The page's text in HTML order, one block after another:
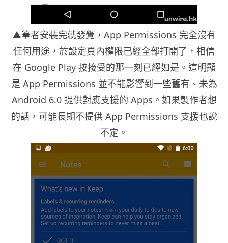
▲筆者安裝完就發覺，App Permissions 完全沒有
任何用途，於設定頁內權限已經全部打開了，相信
在 Google Play 按接受的那一刻已經如是。這明顯
是 App Permissions 並不能影響到一些舊有、未為
Android 6.0 提供對應支援的 Apps。如果製作者想
的話，可能長期不提供 App Permissions 支援也說
不定。